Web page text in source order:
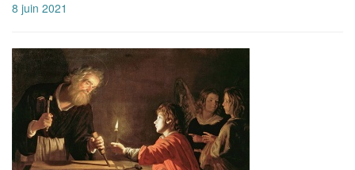
8 juin 2021